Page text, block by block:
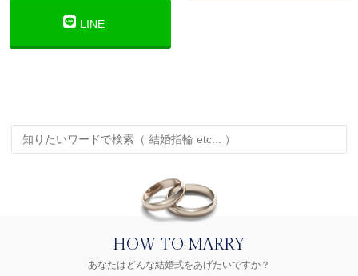
LINE
HOW TO MARRY
あなたはどんな結婚式をあげたいですか？